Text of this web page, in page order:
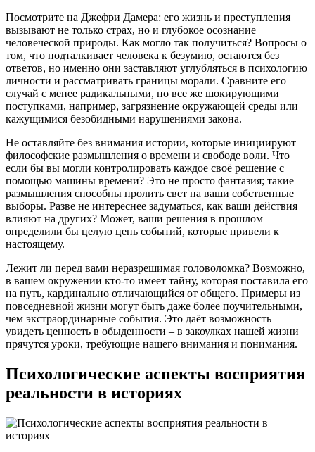
Посмотрите на Джефри Дамера: его жизнь и преступления
вызывают не только страх, но и глубокое осознание
человеческой природы. Как могло так получиться? Вопросы о
том, что подталкивает человека к безумию, остаются без
ответов, но именно они заставляют углубляться в психологию
личности и рассматривать границы морали. Сравните его
случай с менее радикальными, но все же шокирующими
поступками, например, загрязнение окружающей среды или
кажущимися безобидными нарушениями закона.
Не оставляйте без внимания истории, которые инициируют
философские размышления о времени и свободе воли. Что
если бы вы могли контролировать каждое своё решение с
помощью машины времени? Это не просто фантазия; такие
размышления способны пролить свет на ваши собственные
выборы. Разве не интереснее задуматься, как ваши действия
влияют на других? Может, ваши решения в прошлом
определили бы целую цепь событий, которые привели к
настоящему.
Лежит ли перед вами неразрешимая головоломка? Возможно,
в вашем окружении кто-то имеет тайну, которая поставила его
на путь, кардинально отличающийся от общего. Примеры из
повседневной жизни могут быть даже более поучительными,
чем экстраординарные события. Это даёт возможность
увидеть ценность в обыденности – в закоулках нашей жизни
прячутся уроки, требующие нашего внимания и понимания.
Психологические аспекты восприятия
реальности в историях